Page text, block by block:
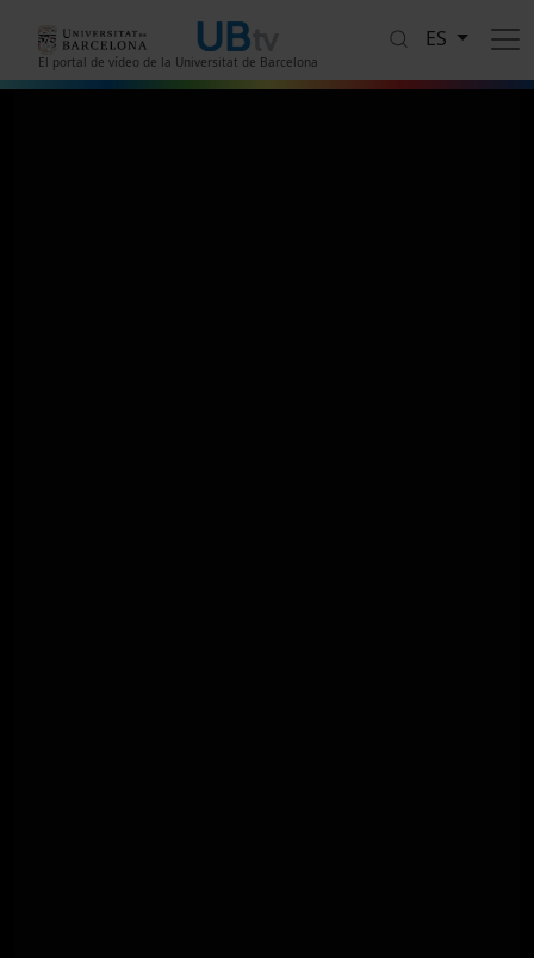
El portal de vídeo de la Universitat de Barcelona
ES